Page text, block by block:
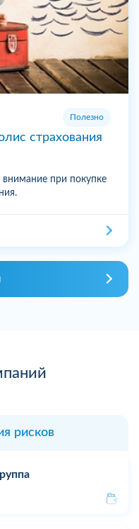
Полезно
страхования
внимание при покупке
рисков